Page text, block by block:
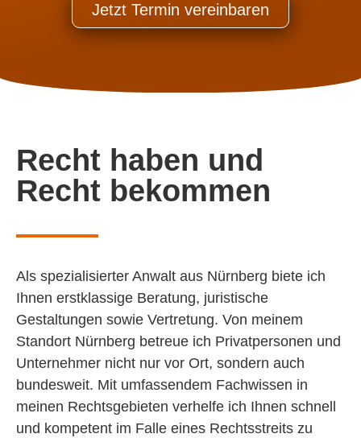
Jetzt Termin vereinbaren
Recht haben und
Recht bekommen
Als spezialisierter Anwalt aus Nürnberg biete ich
Ihnen erstklassige Beratung, juristische
Gestaltungen sowie Vertretung. Von meinem
Standort Nürnberg betreue ich Privatpersonen und
Unternehmer nicht nur vor Ort, sondern auch
bundesweit. Mit umfassendem Fachwissen in
meinen Rechtsgebieten verhelfe ich Ihnen schnell
und kompetent im Falle eines Rechtsstreits zu